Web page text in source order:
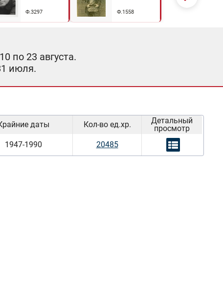
Ф.3297 Ф.1558
по 23 августа.
июля.
даты Кол-во ед.хр.
Детальный
просмотр
1947-1990 20485